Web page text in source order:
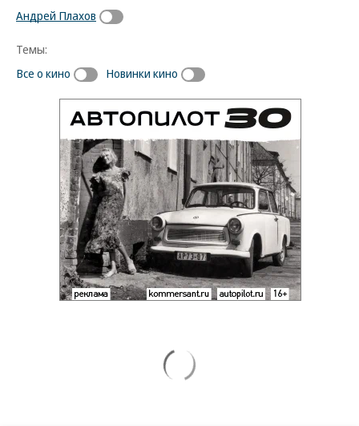
Андрей Плахов
Темы:
Все о кино
Новинки кино